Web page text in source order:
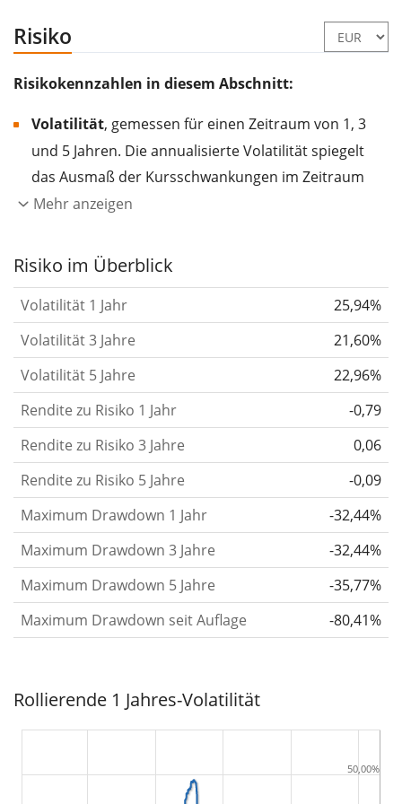
Risiko
Risikokennzahlen in diesem Abschnitt:
Volatilität, gemessen für einen Zeitraum von 1, 3
und 5 Jahren. Die annualisierte Volatilität spiegelt
das Ausmaß der Kursschwankungen im Zeitraum
eines Jahres wider.
Aktie, des ETF, usw.) in der Vergangenheit
gelten im Allgemeinen als risikoreicher. Wir
berechnen die Volatilität auf Basis der Daten der
letzten 1, 3 und 5 Jahre, damit du sehen kannst, ob
die Kursschwankungen im Laufe der Zeit stärker
oder schwächer wurden. Weitere Informationen
findest du in unserem Artikel:
Risikomaß.
Rendite pro Risikofür Zeiträume von 1, 3 und 5
Jahren. Diese Kennzahl ist definiert als die
annualisierte (d. h. auf einen Einjahreszeitraum
umgerechnete) historische Rendite geteilt durch die
historische annualisierte Volatilität.Rendite pro
Risiko setzt die historische Rendite eines
das Ausmaß der Kursschwankungen, die man in
Kauf nehmen musste, um von der Rendite des
Kennzahl für Zeiträume von 1, 3 und 5 Jahren, um
Mehr anzeigen
Risiko im Überblick
Volatilität 1 Jahr
25,94%
Volatilität 3 Jahre
21,60%
Volatilität 5 Jahre
22,96%
Rendite zu Risiko 1 Jahr
-0,79
Rendite zu Risiko 3 Jahre
0,06
Rendite zu Risiko 5 Jahre
-0,09
Maximum Drawdown 1 Jahr
-32,44%
Maximum Drawdown 3 Jahre
-32,44%
Maximum Drawdown 5 Jahre
-35,77%
Maximum Drawdown seit Auflage
-80,41%
Rollierende 1 Jahres-Volatilität
50,00%